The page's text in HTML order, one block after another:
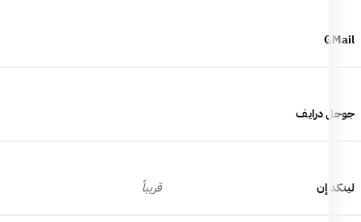
GMail
جوجل درايف
لينكد إن قريباً